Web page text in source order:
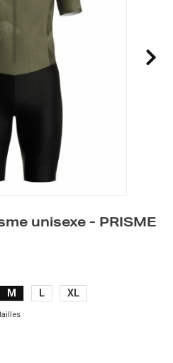
unisexe - PRISME
M L XL